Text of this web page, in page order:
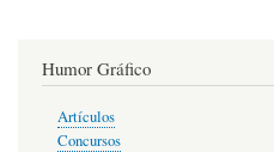
Humor Gráfico
Artículos
Concursos